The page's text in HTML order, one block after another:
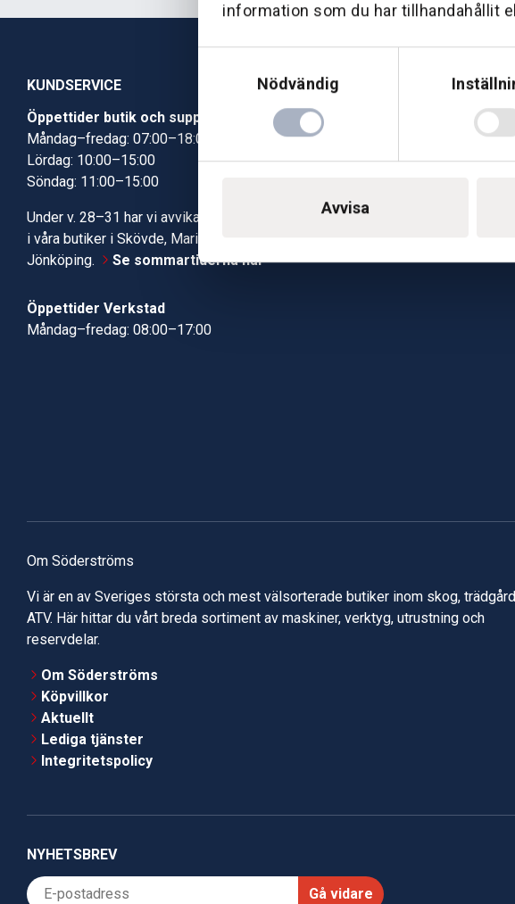
information som du har tillhandahållit
Nödvändig
Avvisa
KUNDSERVICE
Öppettider butik och support
Måndag–fredag: 07:00–18:00
Lördag: 10:00–15:00
Söndag: 11:00–15:00
Under v. 28–31 har vi avvikande öppettider
i våra butiker i Skövde, Mariestad och
Jönköping.
Se sommartiderna här
Öppettider Verkstad
Måndag–fredag: 08:00–17:00
Butik Skövde
Butik Jönköping
Kundcenter
Boka tid i verkstad
Om Söderströms
Vi är en av Sveriges största och mest välsorterade butiker inom skog,
ATV. Här hittar du vårt breda sortiment av maskiner, verktyg, utrustning och
reservdelar.
Om Söderströms
Köpvillkor
Aktuellt
Lediga tjänster
Integritetspolicy
NYHETSBREV
Gå vidare